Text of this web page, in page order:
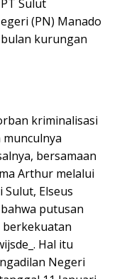
Sulut
(PN) Manado
kurungan
kriminalisasi
bersamaan
Arthur melalui
Elseus
putusan
Hal itu
Negeri